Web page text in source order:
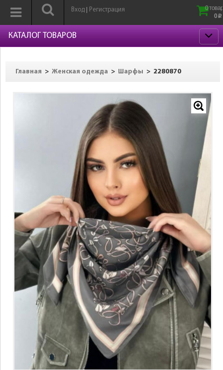
Вход Регистрация
0
0 p
КАТАЛОГ ТОВАРОВ
Главная > Женская одежда > Шарфы > 2280870